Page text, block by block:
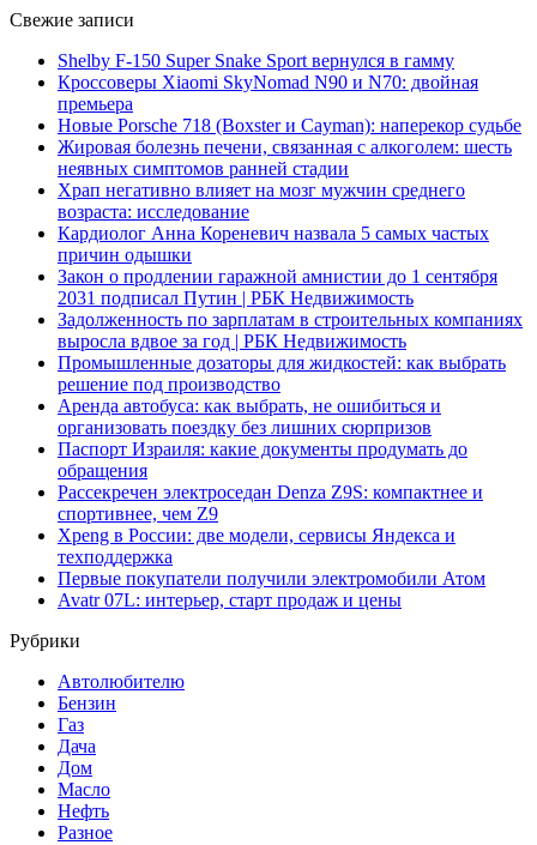
Свежие записи
Shelby F-150 Super Snake Sport вернулся в гамму
Кроссоверы Xiaomi SkyNomad N90 и N70: двойная
премьера
Новые Porsche 718 (Boxster и Cayman): наперекор судьбе
Жировая болезнь печени, связанная с алкоголем: шесть
неявных симптомов ранней стадии
Храп негативно влияет на мозг мужчин среднего
возраста: исследование
Кардиолог Анна Кореневич назвала 5 самых частых
причин одышки
Закон о продлении гаражной амнистии до 1 сентября
2031 подписал Путин | РБК Недвижимость
Задолженность по зарплатам в строительных компаниях
выросла вдвое за год | РБК Недвижимость
Промышленные дозаторы для жидкостей: как выбрать
решение под производство
Аренда автобуса: как выбрать, не ошибиться и
организовать поездку без лишних сюрпризов
Паспорт Израиля: какие документы продумать до
обращения
Рассекречен электроседан Denza Z9S: компактнее и
спортивнее, чем Z9
Xpeng в России: две модели, сервисы Яндекса и
техподдержка
Первые покупатели получили электромобили Атом
Avatr 07L: интерьер, старт продаж и цены
Рубрики
Автолюбителю
Бензин
Газ
Дача
Дом
Масло
Нефть
Разное